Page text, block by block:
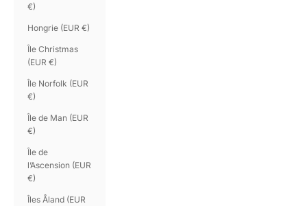
€)
Hongrie (EUR €)
Île Christmas
(EUR €)
Île Norfolk (EUR
€)
Île de Man (EUR
€)
Île de
l’Ascension (EUR
€)
Îles Åland (EUR